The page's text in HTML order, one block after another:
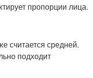
пропорции лица.
считается средней.
подходит